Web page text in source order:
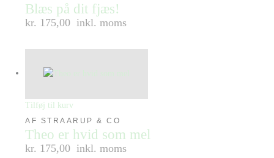
Blæs på dit fjæs!
kr. 175,00 inkl. moms
Tilføj til kurv
AF STRAARUP & CO
Theo er hvid som mel
kr. 175,00 inkl. moms